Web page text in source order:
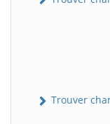
Trouver